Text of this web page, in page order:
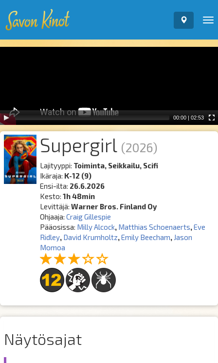
00:00 | 02:53
Supergirl (2026)
Lajityyppi: Toiminta, Seikkailu, Scifi
Ikäraja: K-12 (9)
Ensi-ilta: 26.6.2026
Kesto:1h 48min
Levittäjä:Warner Bros. Finland Oy
Ohjaaja:Craig Gillespie
Pääosissa: Milly Alcock, Matthias Schoenaerts,Eve
Ridley, David Krumholtz,Emily Beecham, Jason
Momoa
Näytösajat